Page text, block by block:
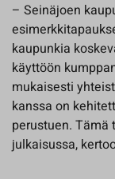
– Seinäjoen
kaupunkia
käyttöön
mukaisesti
kanssa on
perustuen.
julkaisussa,